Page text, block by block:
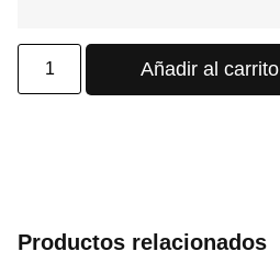
Añadir al carrito
Productos relacionados